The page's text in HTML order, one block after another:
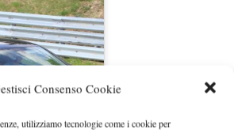
Consenso Cookie
utilizziamo tecnologie come i cookie per